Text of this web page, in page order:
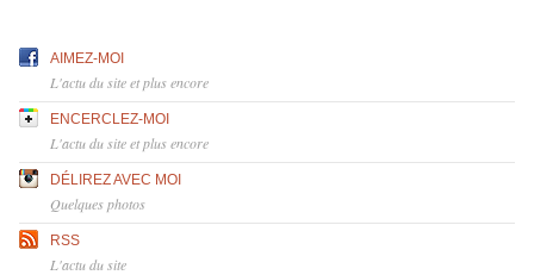
AIMEZ-MOI
L'actu du site et plus encore
ENCERCLEZ-MOI
L'actu du site et plus encore
DÉLIREZ AVEC MOI
Quelques photos
RSS
L'actu du site